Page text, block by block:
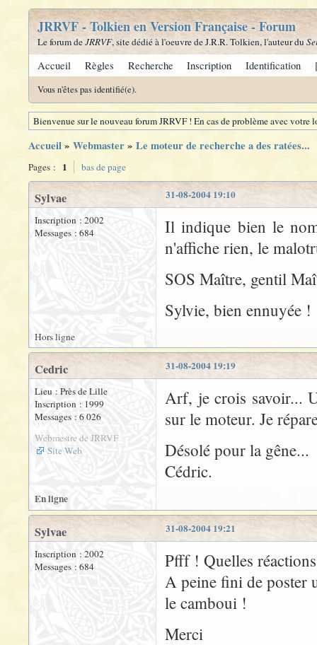
JRRVF - Tolkien en Version Française - Forum
Le forum deJRRVF, site dédié à l'oeuvre de J.R.R. Tolkien, l'auteur du
Accueil Règles Recherche Inscription Identification
Vous n'êtes pas identifié(e).
Bienvenue sur le nouveau forum JRRVF ! En cas de problème avec
Accueil» Webmaster» Le moteur de recherche a des ratées...
Pages : 1 bas de page
31-08-2004 19:10
Sylvae
Inscription : 2002
Messages : 684
Il indique bien le
n'affiche rien, le
SOS Maître, gentil
Sylvie, bien ennuyée !
Hors ligne
31-08-2004 19:19
Cedric
Lieu : Près de Lille
Inscription : 1999
Messages : 6 026
Webmestre de JRRVF
Site Web
Arf, je crois savoir...
sur le moteur. Je
Désolé pour la gêne...
Cédric.
En ligne
31-08-2004 19:21
Sylvae
Inscription : 2002
Messages : 684
Pfff ! Quelles
A peine fini de poster
le camboui !
Merci